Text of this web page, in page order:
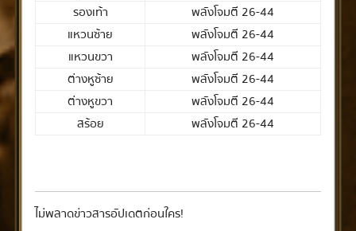
รองเท้า
พลังโจมตี 26-44
แหวนซ้าย
พลังโจมตี 26-44
แหวนขวา
พลังโจมตี 26-44
ต่างหูซ้าย
พลังโจมตี 26-44
ต่างหูขวา
พลังโจมตี 26-44
สร้อย
พลังโจมตี 26-44
ไม่พลาดข่าวสารอัปเดตก่อนใคร!